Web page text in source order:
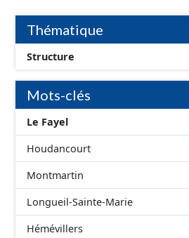
Thématique
Structure
Mots-clés
Le Fayel
Houdancourt
Montmartin
Longueil-Sainte-Marie
Hémévillers